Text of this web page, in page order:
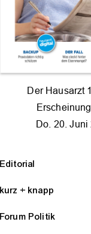
Der Hausarzt
Do. 20. Juni
Editorial
kurz + knapp
Forum Politik